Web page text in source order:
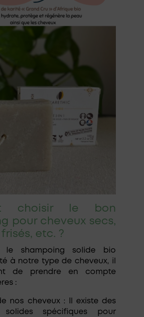
choisir le bon
pour cheveux secs,
etc. ?
le shampoing solide bio
à notre type de cheveux, il
de prendre en compte
:
nos cheveux : Il existe des
solides spécifiques pour